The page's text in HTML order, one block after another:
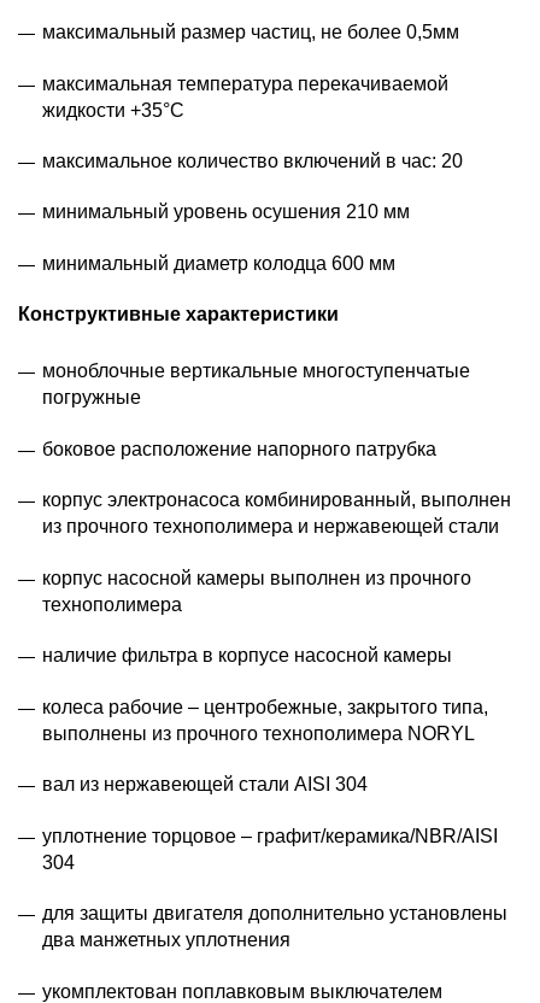
максимальный размер частиц, не более 0,5мм
максимальная температура перекачиваемой
жидкости +35°С
максимальное количество включений в час: 20
минимальный уровень осушения 210 мм
минимальный диаметр колодца 600 мм
Конструктивные характеристики
моноблочные вертикальные многоступенчатые
погружные
боковое расположение напорного патрубка
корпус электронасоса комбинированный, выполнен
из прочного технополимера и нержавеющей стали
корпус насосной камеры выполнен из прочного
технополимера
наличие фильтра в корпусе насосной камеры
колеса рабочие – центробежные, закрытого типа,
выполнены из прочного технополимера NORYL
вал из нержавеющей стали AISI 304
уплотнение торцовое – графит/керамика/NBR/AISI
304
для защиты двигателя дополнительно установлены
два манжетных уплотнения
укомплектован поплавковым выключателем